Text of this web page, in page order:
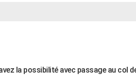
la possibilité avec passage au col